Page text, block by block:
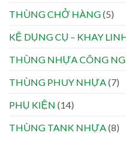
THÙNG CHỞ HÀNG(5)
KỆ DỤNG CỤ – KHAY
THÙNG NHỰA CÔNG
THÙNG PHUY NHỰA(7)
PHỤ KIỆN (14)
THÙNG TANK NHỰA(8)